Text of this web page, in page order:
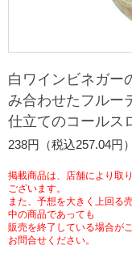
食の安全・安心への
ギフト
プリペイドカード・金
ニンテンドー・ダウ
マルチコピー機でで
コピー
プリント
スキャン
ファクス
宅配便
切手・はがき・印紙
セブン銀行ATM
ご利用可能なお支払い
チケットサービス
セブンチケット
イープラス
セブン‐イレブンでお
セブンネットショッピ
企業理念
会社概要
貸借対照表・損益計算
沿革
セブン＆アイ・ホー
サステナビリティ活
サステナビリティ推進
GREEN CHALLENGE
加盟店オーナー
アルバイト情報
店舗検索
お問い合わせ
Language
白ワインビネガー
み合わせたフルー
仕立てのコールス
238円（税込257.04円）
掲載商品は、店舗により取
ございます。
また、予想を大きく上回る
中の商品であっても
販売を終了している場合が
お問合せください。